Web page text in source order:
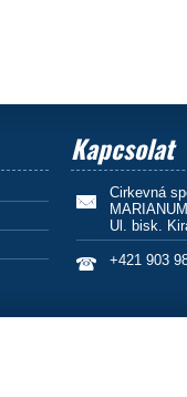
Kapcsolat
Cirkevná
Ul. bisk.
+421 903